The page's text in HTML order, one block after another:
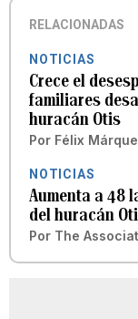
RELACIONADAS
NOTICIAS
Crece el
familiares
huracán Otis
Por Félix
NOTICIAS
Aumenta a 48
del huracán
Por The